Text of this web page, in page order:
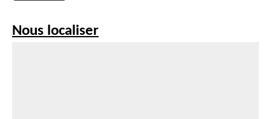
Nous localiser